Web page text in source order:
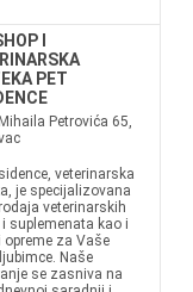
I
PET
Petrovića 65,
veterinarska
je specijalizovana
veterinarskih
i suplemenata kao i
opreme za Vaše
Naše
se zasniva na